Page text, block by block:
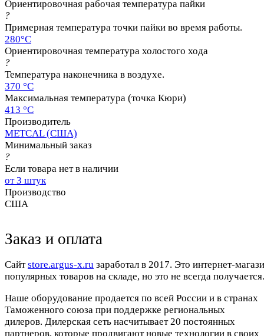
Ориентировочная рабочая температура пайки
?
Примерная температура точки пайки во время работы.
280°C
Ориентировочная температура холостого хода
?
Температура наконечника в воздухе.
370 °C
Максимальная температура (точка Кюри)
413 °C
Производитель
METCAL (США)
Минимальный заказ
?
Если товара нет в наличии
от 3 штук
Производство
США
Заказ и оплата
Cайтstore.argus-x.ru заработал в 2017. Это интернет-
популярных товаров на складе, но это не всегда
Наше оборудование продается по всей России и в странах
Таможенного союза при поддержке региональных
дилеров. Дилерская сеть насчитывает 20 постоянных
партнеров, которые продвигают новые технологии в своих